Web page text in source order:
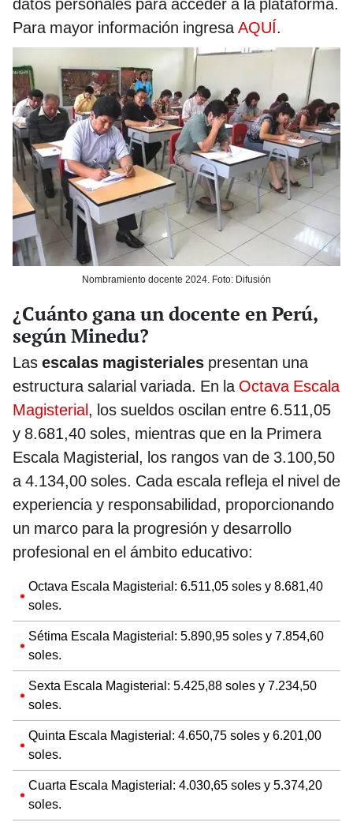
datos personales para acceder a la plataforma.
Para mayor información ingresaAQUÍ.
Nombramiento docente 2024. Foto: Difusión
¿Cuánto gana un docente en Perú,
según Minedu?
Las escalas magisteriales presentan una
estructura salarial variada. En la Octava Escala
Magisterial, los sueldos oscilan entre 6.511,05
y 8.681,40 soles, mientras que en la Primera
Escala Magisterial, los rangos van de 3.100,50
a 4.134,00 soles. Cada escala refleja el nivel de
experiencia y responsabilidad, proporcionando
un marco para la progresión y desarrollo
profesional en el ámbito educativo:
Octava Escala Magisterial: 6.511,05 soles y 8.681,40
soles.
Sétima Escala Magisterial: 5.890,95 soles y 7.854,60
soles.
Sexta Escala Magisterial: 5.425,88 soles y 7.234,50
soles.
Quinta Escala Magisterial: 4.650,75 soles y 6.201,00
soles.
Cuarta Escala Magisterial: 4.030,65 soles y 5.374,20
soles.